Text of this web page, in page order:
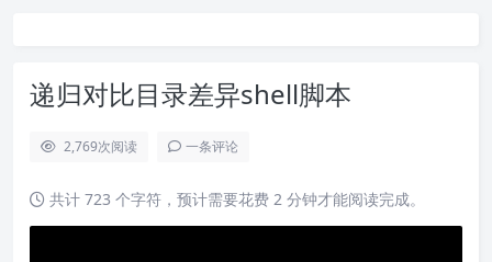
递归对比目录差异shell脚本
2,769次阅读 一条评论
共计 723 个字符，预计需要花费 2 分钟才能阅读完成。